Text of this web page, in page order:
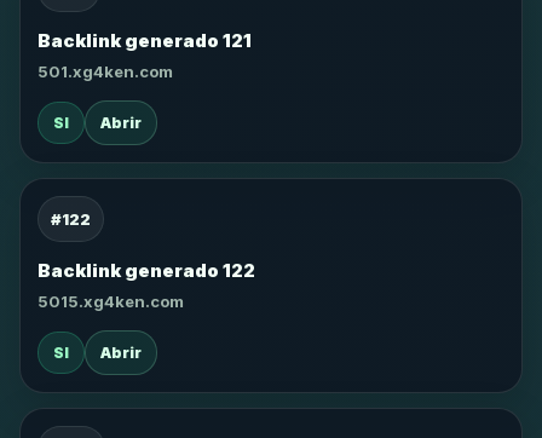
Backlink generado 121
501.xg4ken.com
SI Abrir
#122
Backlink generado 122
5015.xg4ken.com
SI Abrir